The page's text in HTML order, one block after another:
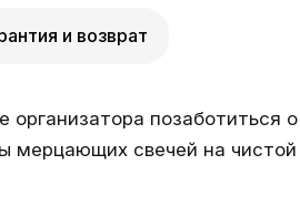
и возврат
позаботиться
мерцающих свечей на чистой